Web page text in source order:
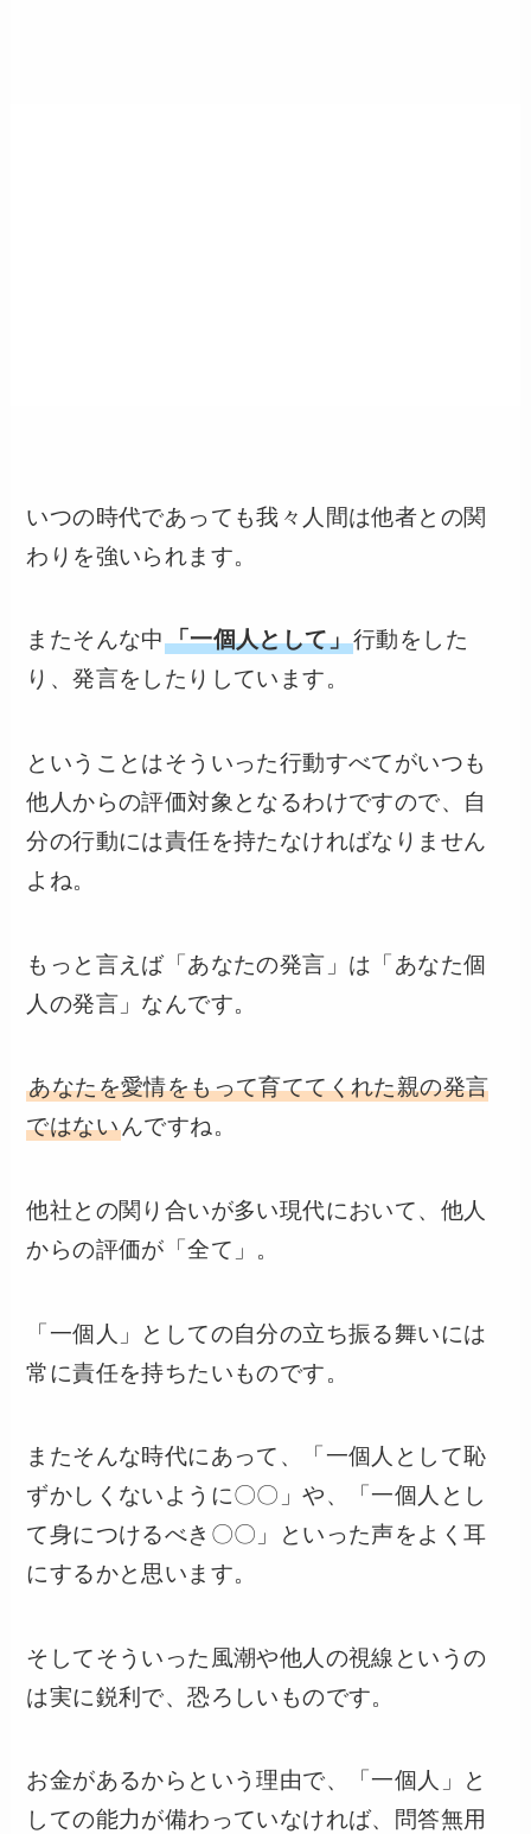
いつの時代であっても我々人間は他者との関
わりを強いられます。
またそんな中 「一個人として」行動をした
り、発言をしたりしています。
ということはそういった行動すべてがいつも
他人からの評価対象となるわけですので、自
分の行動には責任を持たなければなりません
よね。
もっと言えば「あなたの発言」は「あなた個
人の発言」なんです。
あなたを愛情をもって育ててくれた親の発言
ではないんですね。
他社との関り合いが多い現代において、他人
からの評価が「全て」。
「一個人」としての自分の立ち振る舞いには
常に責任を持ちたいものです。
またそんな時代にあって、「一個人として恥
ずかしくないように〇〇」や、「一個人とし
て身につけるべき〇〇」といった声をよく耳
にするかと思います。
そしてそういった風潮や他人の視線というの
は実に鋭利で、恐ろしいものです。
お金があるからという理由で、「一個人」と
しての能力が備わっていなければ、問答無用